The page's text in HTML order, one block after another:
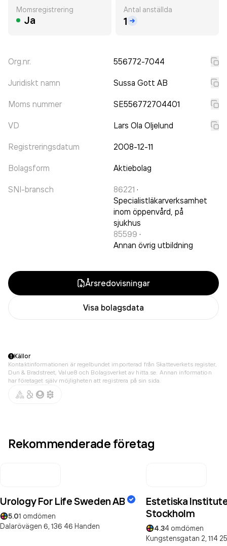
Momsregistrering
Ja
Antal anställda
1
Org.nr. 556772-7044
Juridiskt namn Sussa Gott AB
Moms nummer SE556772704401
VD Lars Ola Oljelund
Registreringsdatum 2008-12-11
Bolagsform Aktiebolag
SNI-bransch 86221 ·
Specialistläkarverksamhet
inom öppenvård, på
sjukhus
85599 ·
Annan övrig utbildning
Årsredovisningar
Visa bolagsdata
Källor
Kontaktinformationen är regelbundet importerad från Skatteverkets register,
Dun & Bradstreet, Value8 och Bolagsverket av hitta.se. Annan information
har företaget själv möjligheten att registrera på sin sida.
Rekommenderade företag
Urology For Life Sweden AB
5.01 omdömen
Dalarövägen 6, 136 46 Handen
Estetiska
Stockholm
4.34 omdömen
Kungstensgatan 2, 114 25